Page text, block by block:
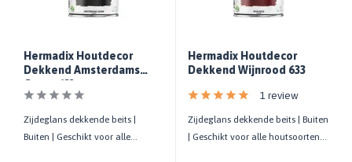
Hermadix Houtdecor
Dekkend Amsterdams
Groen 632
Zijdeglans dekkende beits |
Buiten | Geschikt voor alle
Hermadix Houtdecor
Dekkend Wijnrood 633
1 review
Zijdeglans dekkende beits | Buiten
| Geschikt voor alle houtsoorten |